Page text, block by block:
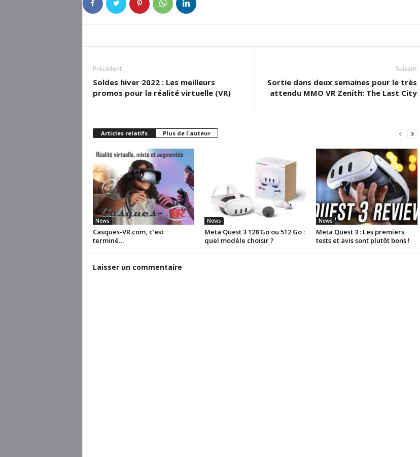
Précédent
Soldes hiver 2022 : Les meilleurs
promos pour la réalité virtuelle (VR)
Suivant
Sortie dans deux semaines pour le très
attendu MMO VR Zenith: The Last City
Articles relatifs Plus de l'auteur
News
Casques-VR.com, c’est
terminé…
News
Meta Quest 3 128 Go ou 512 Go :
quel modèle choisir ?
News
Meta Quest 3 : Les premiers
tests et avis sont plutôt bons !
Laisser un commentaire